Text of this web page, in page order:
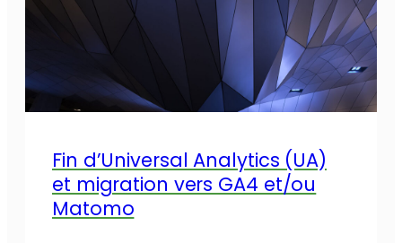
Fin d’Universal Analytics (UA)
et migration vers GA4 et/ou
Matomo